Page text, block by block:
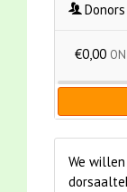
€0,00
We